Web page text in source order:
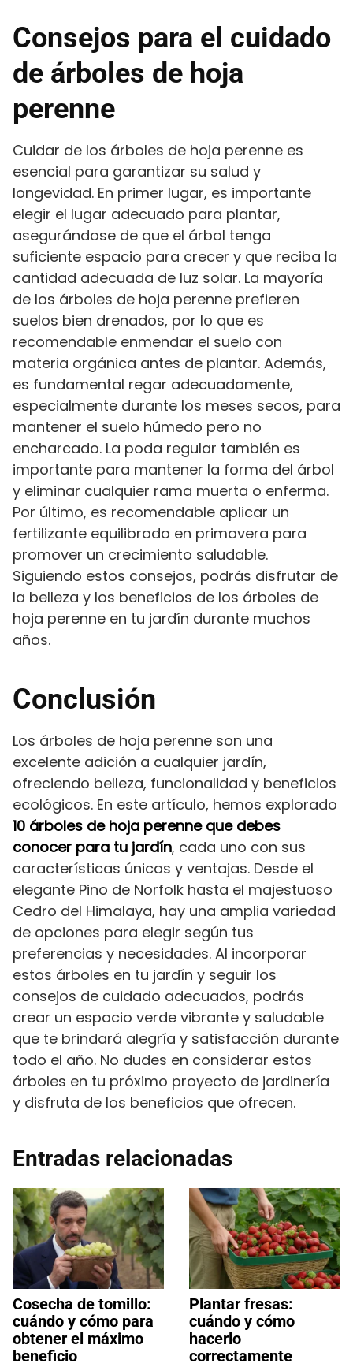
Consejos para el cuidado
de árboles de hoja
perenne
Cuidar de los árboles de hoja perenne es
esencial para garantizar su salud y
longevidad. En primer lugar, es importante
elegir el lugar adecuado para plantar,
asegurándose de que el árbol tenga
suficiente espacio para crecer y que reciba la
cantidad adecuada de luz solar. La mayoría
de los árboles de hoja perenne prefieren
suelos bien drenados, por lo que es
recomendable enmendar el suelo con
materia orgánica antes de plantar. Además,
es fundamental regar adecuadamente,
especialmente durante los meses secos, para
mantener el suelo húmedo pero no
encharcado. La poda regular también es
importante para mantener la forma del árbol
y eliminar cualquier rama muerta o enferma.
Por último, es recomendable aplicar un
fertilizante equilibrado en primavera para
promover un crecimiento saludable.
Siguiendo estos consejos, podrás disfrutar de
la belleza y los beneficios de los árboles de
hoja perenne en tu jardín durante muchos
años.
Conclusión
Los árboles de hoja perenne son una
excelente adición a cualquier jardín,
ofreciendo belleza, funcionalidad y beneficios
ecológicos. En este artículo, hemos explorado
10 árboles de hoja perenne que debes
conocer para tu jardín, cada uno con sus
características únicas y ventajas. Desde el
elegante Pino de Norfolk hasta el majestuoso
Cedro del Himalaya, hay una amplia variedad
de opciones para elegir según tus
preferencias y necesidades. Al incorporar
estos árboles en tu jardín y seguir los
consejos de cuidado adecuados, podrás
crear un espacio verde vibrante y saludable
que te brindará alegría y satisfacción durante
todo el año. No dudes en considerar estos
árboles en tu próximo proyecto de jardinería
y disfruta de los beneficios que ofrecen.
Entradas relacionadas
Cosecha de tomillo:
cuándo y cómo para
obtener el máximo
beneficio
Plantar fresas:
cuándo y cómo
hacerlo
correctamente